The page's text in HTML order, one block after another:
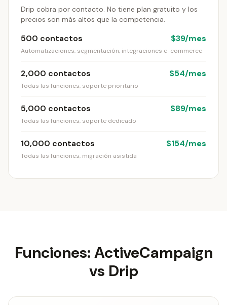
Drip cobra por contacto. No tiene plan gratuito y los
precios son más altos que la competencia.
500 contactos $39/mes
Automatizaciones, segmentación, integraciones e-commerce
2,000 contactos $54/mes
Todas las funciones, soporte prioritario
5,000 contactos $89/mes
Todas las funciones, soporte dedicado
10,000 contactos $154/mes
Todas las funciones, migración asistida
Funciones: ActiveCampaign
vs Drip